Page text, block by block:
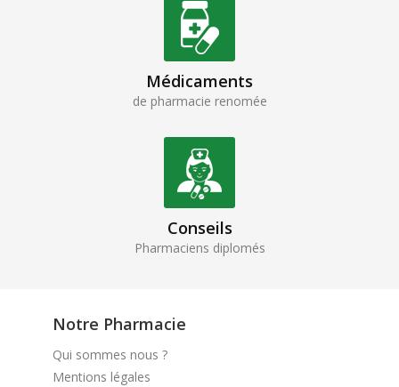
Médicaments
de pharmacie renomée
Conseils
Pharmaciens diplomés
Notre Pharmacie
Qui sommes nous ?
Mentions légales